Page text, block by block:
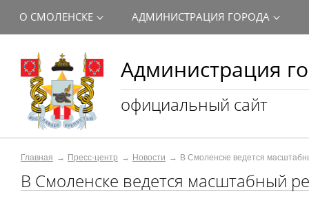
Администрация
официальный сайт
О СМОЛЕНСКЕ АДМИНИСТРАЦИЯ ГОРОДА
Главная Пресс-центр Новости В Смоленске ведется
В Смоленске ведется масштабный